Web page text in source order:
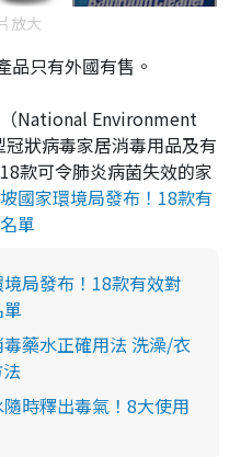
放大
品只有外國有售。
National Environment
狀病毒家居消毒用品及有
款可令肺炎病菌失效的家
國家環境局發布！18款有
單
境局發布！18款有效對
毒藥水正確用法 洗澡/衣
隨時釋出毒氣！8大使用